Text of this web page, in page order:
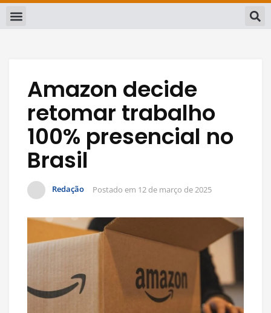
Amazon decide
retomar trabalho
100% presencial no
Brasil
Redação Postado em 12 de março de 2025